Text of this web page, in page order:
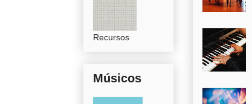
Recursos
Músicos